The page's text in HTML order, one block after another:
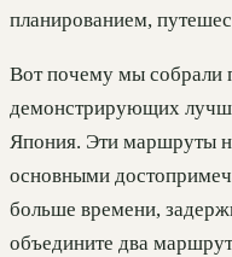
планированием,
Вот почему мы собрали
демонстрирующих
Япония. Эти маршруты
основными
больше времени,
объедините два